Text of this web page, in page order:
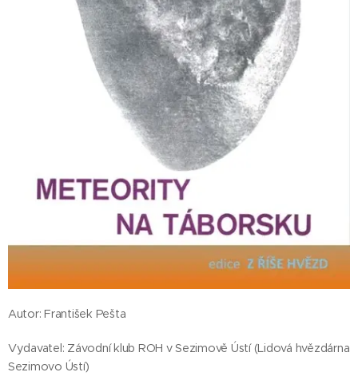
Autor: František Pešta
Vydavatel: Závodní klub ROH v Sezimově Ústí (Lidová hvězdárna
Sezimovo Ústí)